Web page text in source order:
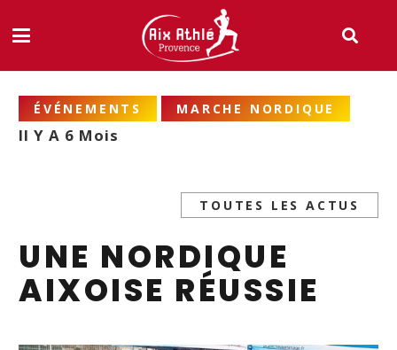
ÉVÉNEMENTS MARCHE NORDIQUE
Il Y A 6 Mois
TOUTES LES ACTUS
UNE NORDIQUE
AIXOISE RÉUSSIE